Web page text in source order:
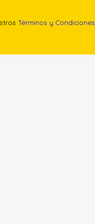
Términos y Condiciones